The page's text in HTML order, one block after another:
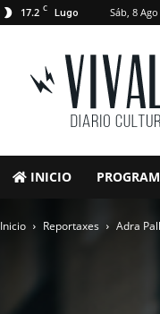
17.2 C Lugo Sáb, 8
VivaLugo
INICIO
Inicio Reportaxes Adra